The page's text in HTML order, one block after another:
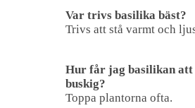
Var trivs basilika bäst?
Trivs att stå varmt och
Hur får jag basilikan att
buskig?
Toppa plantorna ofta.